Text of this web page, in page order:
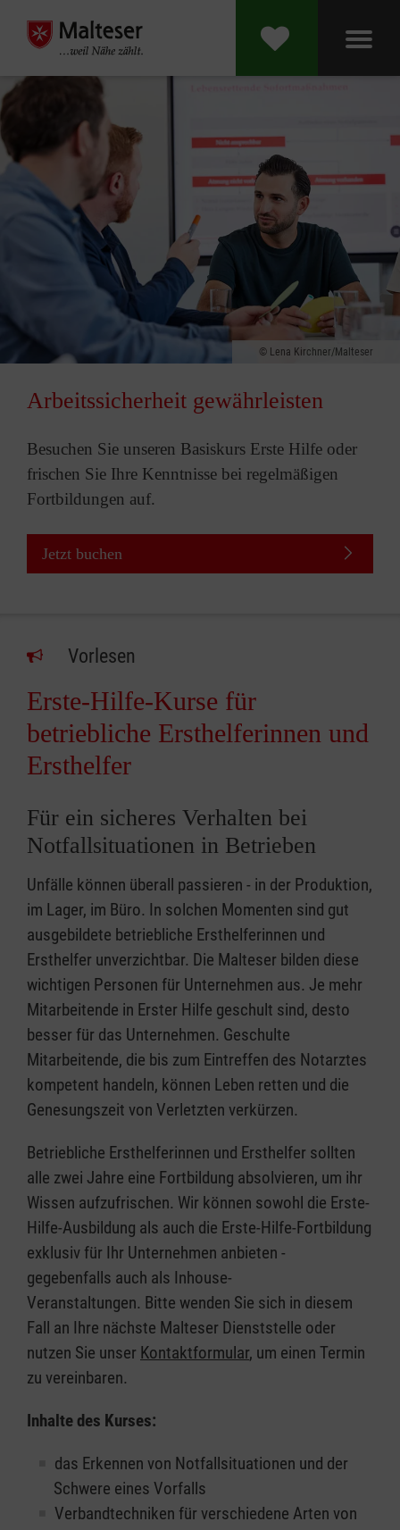
Lena Kirchner/Malteser
Arbeitssicherheit gewährleisten
Besuchen Sie unseren Basiskurs Erste Hilfe oder
frischen Sie Ihre Kenntnisse bei regelmäßigen
Fortbildungen auf.
Jetzt buchen
Vorlesen
Erste-Hilfe-Kurse für
betriebliche Ersthelferinnen und
Ersthelfer
Für ein sicheres Verhalten bei
Notfallsituationen in Betrieben
Unfälle können überall passieren - in der Produktion,
im Lager, im Büro. In solchen Momenten sind gut
ausgebildete betriebliche Ersthelferinnen und
Ersthelfer unverzichtbar. Die Malteser bilden diese
wichtigen Personen für Unternehmen aus. Je mehr
Mitarbeitende in Erster Hilfe geschult sind, desto
besser für das Unternehmen. Geschulte
Mitarbeitende, die bis zum Eintreffen des Notarztes
kompetent handeln, können Leben retten und die
Genesungszeit von Verletzten verkürzen.
Betriebliche Ersthelferinnen und Ersthelfer sollten
alle zwei Jahre eine Fortbildung absolvieren, um ihr
Wissen aufzufrischen. Wir können sowohl die Erste-
Hilfe-Ausbildung als auch die Erste-Hilfe-Fortbildung
exklusiv für Ihr Unternehmen anbieten -
gegebenfalls auch als Inhouse-
Veranstaltungen. Bitte wenden Sie sich in diesem
Fall an Ihre nächste Malteser Dienststelle oder
nutzen Sie unser Kontaktformular, um einen Termin
zu vereinbaren.
Inhalte des Kurses:
das Erkennen von Notfallsituationen und der
Schwere eines Vorfalls
Verbandtechniken für verschiedene Arten von